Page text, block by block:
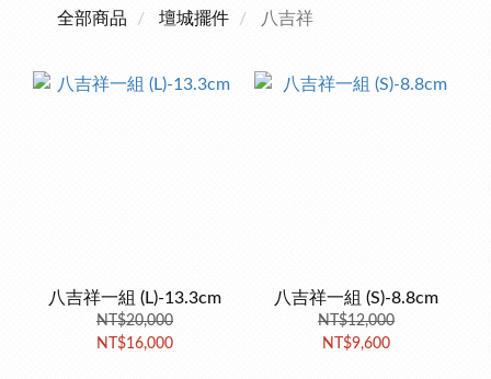
全部商品 壇城擺件 八吉祥
八吉祥一組 (L)-13.3cm
NT$20,000
NT$16,000
八吉祥一組 (S)-8.8cm
NT$12,000
NT$9,600